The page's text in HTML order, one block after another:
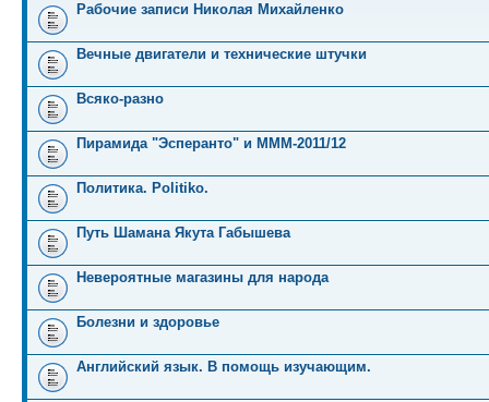
Рабочие записи Николая Михайленко
Вечные двигатели и технические штучки
Всяко-разно
Пирамида "Эсперанто" и MMM-2011/12
Политика. Politiko.
Путь Шамана Якута Габышева
Невероятные магазины для народа
Болезни и здоровье
Английский язык. В помощь изучающим.